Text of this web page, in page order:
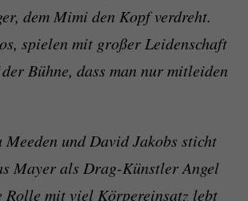
dem Mimi den Kopf verdreht.
spielen mit großer Leidenschaft
Bühne, dass man nur mitleiden
Meeden und David Jakobs sticht
Mayer als Drag-Künstler Angel
Rolle mit viel Körpereinsatz lebt